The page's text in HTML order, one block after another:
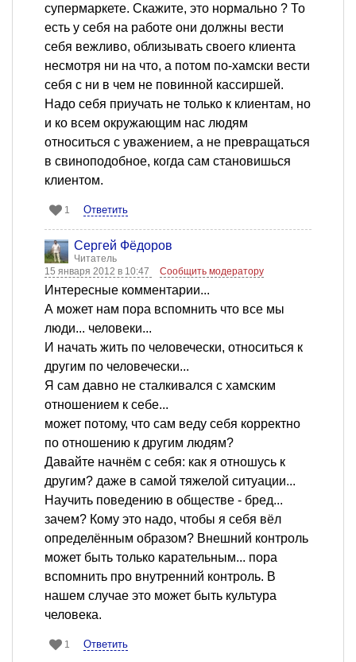
супермаркете. Скажите, это нормально ? То
есть у себя на работе они должны вести
себя вежливо, облизывать своего клиента
несмотря ни на что, а потом по-хамски вести
себя с ни в чем не повинной кассиршей.
Надо себя приучать не только к клиентам, но
и ко всем окружающим нас людям
относиться с уважением, а не превращаться
в свиноподобное, когда сам становишься
клиентом.
1 Ответить
Сергей Фёдоров
Читатель
15 января 2012 в 10:47
Сообщить модератору
Интересные комментарии...
А может нам пора вспомнить что все мы
люди... человеки...
И начать жить по человечески, относиться к
другим по человечески...
Я сам давно не сталкивался с хамским
отношением к себе...
может потому, что сам веду себя корректно
по отношению к другим людям?
Давайте начнём с себя: как я отношусь к
другим? даже в самой тяжелой ситуации...
Научить поведению в обществе - бред...
зачем? Кому это надо, чтобы я себя вёл
определённым образом? Внешний контроль
может быть только карательным... пора
вспомнить про внутренний контроль. В
нашем случае это может быть культура
человека.
1 Ответить